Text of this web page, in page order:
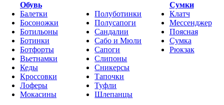
Обувь
Балетки
Босоножки
Ботильоны
Ботинки
Ботфорты
Вьетнамки
Кеды
Кроссовки
Лоферы
Мокасины
Полуботинки
Полусапоги
Сандалии
Сабо и Мюли
Сапоги
Слипоны
Сникерсы
Тапочки
Туфли
Шлепанцы
Cумки
Клатч
Мессенджер
Поясная
Сумка
Рюкзак